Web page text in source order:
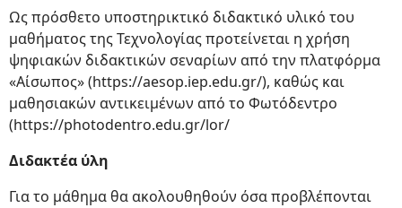
Ως πρόσθετο υποστηρικτικό διδακτικό υλικό του
μαθήματος της Τεχνολογίας προτείνεται η χρήση
ψηφιακών διδακτικών σεναρίων από την πλατφόρμα
«Αίσωπος» (https://aesop.iep.edu.gr/), καθώς και
μαθησιακών αντικειμένων από το Φωτόδεντρο
(https://photodentro.edu.gr/lor/
Διδακτέα ύλη
Για το μάθημα θα ακολουθηθούν όσα προβλέπονται